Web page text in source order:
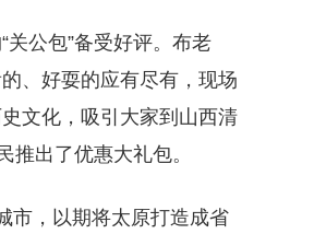
公包”备受好评。布老
、好耍的应有尽有，现场
文化，吸引大家到山西清
推出了优惠大礼包。
市，以期将太原打造成省